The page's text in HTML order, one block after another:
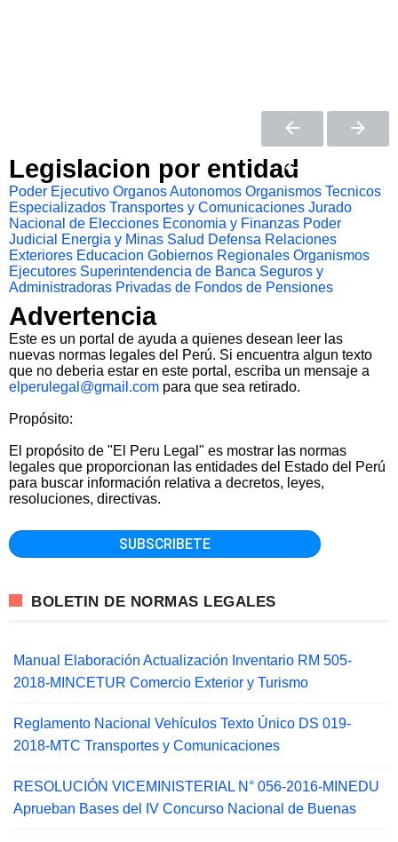
Legislacion por entidad
Poder Ejecutivo Organos Autonomos Organismos Tecnicos
Especializados Transportes y Comunicaciones Jurado
Nacional de Elecciones Economia y Finanzas Poder
Judicial
Energia y Minas Salud Defensa Relaciones
Exteriores Educacion Gobiernos Regionales Organismos
Ejecutores Superintendencia de Banca Seguros y
Administradoras Privadas de Fondos de Pensiones
Advertencia
Este es un portal de ayuda a quienes desean leer las
nuevas normas legales del Perú. Si encuentra algun texto
que no deberia estar en este portal, escriba un mensaje a
elperulegal@gmail.com para que sea retirado.
Propósito:
El propósito de "El Peru Legal" es mostrar las normas
legales que proporcionan las entidades del Estado del Perú
para buscar información relativa a decretos, leyes,
resoluciones, directivas.
BOLETIN DE NORMAS LEGALES
Manual Elaboración Actualización Inventario RM 505-
2018-MINCETUR Comercio Exterior y Turismo
Reglamento Nacional Vehículos Texto Único DS 019-
2018-MTC Transportes y Comunicaciones
RESOLUCIÓN VICEMINISTERIAL N° 056-2016-MINEDU
Aprueban Bases del IV Concurso Nacional de Buenas